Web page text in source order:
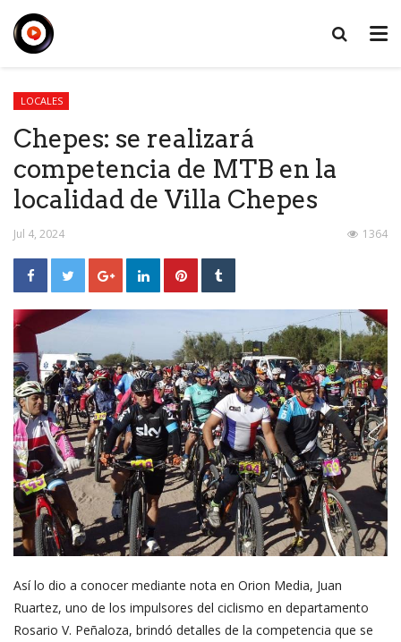
LOCALES
Chepes: se realizará
competencia de MTB en la
localidad de Villa Chepes
Jul 4, 2024 1364
Así lo dio a conocer mediante nota en Orion Media, Juan
Ruartez, uno de los impulsores del ciclismo en departamento
Rosario V. Peñaloza, brindó detalles de la competencia que se